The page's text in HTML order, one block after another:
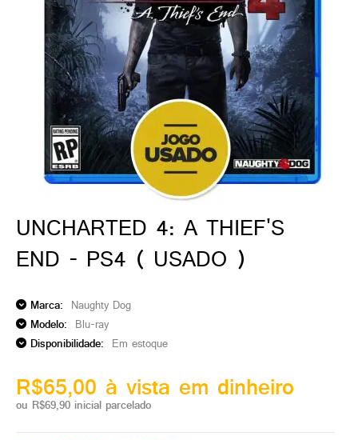
gamer)
UNCHARTED 4: A THIEF'S
END - PS4 ( USADO )
Marca: Naughty Dog
Modelo: Blu-ray
Disponibilidade: Em estoque
R$65,00 à vista em dinheiro
ou R$69,90 inicial parcelado